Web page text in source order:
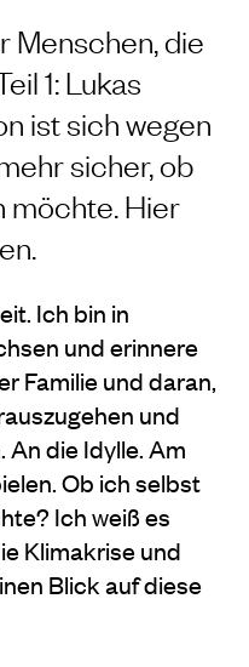
Menschen, die
1: Lukas
ist sich wegen
sicher, ob
möchte. Hier
Ich bin in
und erinnere
Familie und daran,
und
An die Idylle. Am
Ob ich selbst
Ich weiß es
Klimakrise und
Blick auf diese